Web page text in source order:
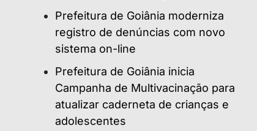
Prefeitura de Goiânia moderniza
registro de denúncias com novo
sistema on-line
Prefeitura de Goiânia inicia
Campanha de Multivacinação para
atualizar caderneta de crianças e
adolescentes